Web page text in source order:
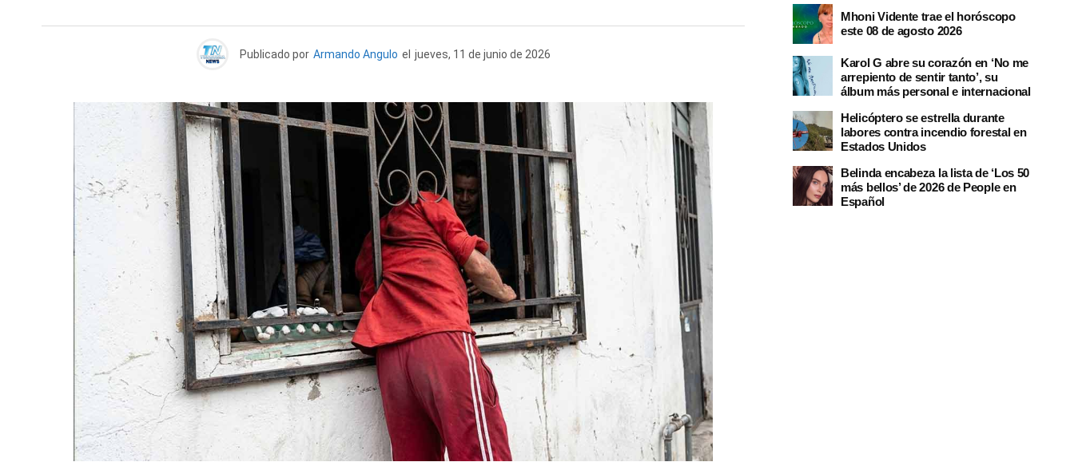
Publicado por Armando Angulo el jueves, 11 de junio de 2026
Mhoni Vidente trae el horóscopo
este 08 de agosto 2026
Karol G abre su corazón en ‘No me
arrepiento de sentir tanto’, su
álbum más personal e internacional
Helicóptero se estrella durante
labores contra incendio forestal en
Estados Unidos
Belinda encabeza la lista de ‘Los 50
más bellos’ de 2026 de People en
Español